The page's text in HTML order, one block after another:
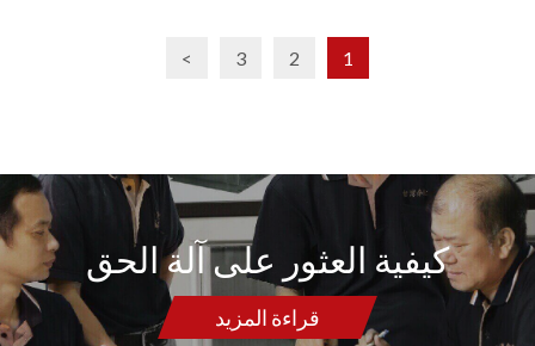
1
2
3
>
كيفية العثور على آلة الحق
قراءة المزيد